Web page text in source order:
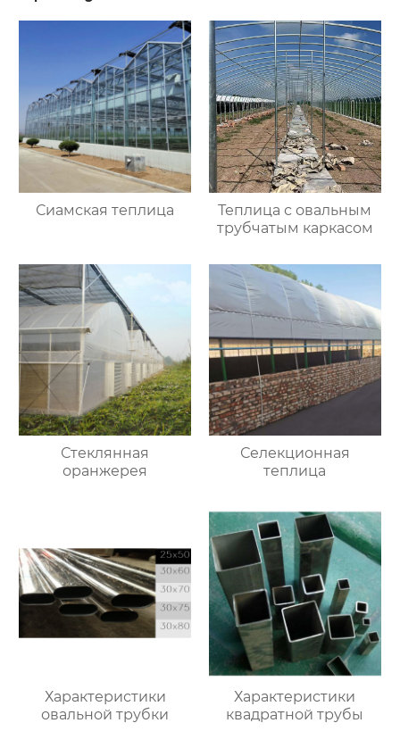
Сиамская теплица
Теплица с овальным
трубчатым каркасом
Стеклянная
оранжерея
Селекционная
теплица
Характеристики
овальной трубки
Характеристики
квадратной трубы